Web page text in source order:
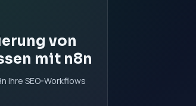
von
mit n8n
Ihre SEO-Workflows